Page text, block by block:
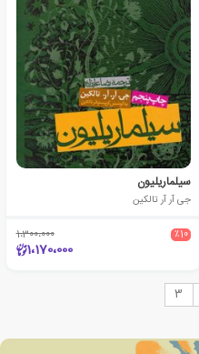
سیلماریلیون
جی آر آر تالکین
٪10 1،300،000
1،170،000
3